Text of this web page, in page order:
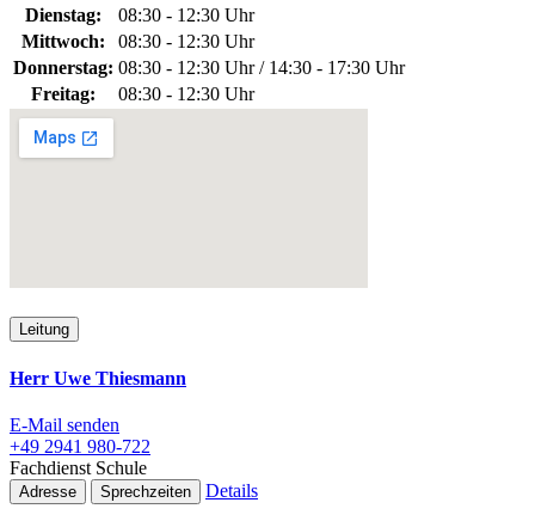
Dienstag:
08:30 - 12:30 Uhr
Mittwoch:
08:30 - 12:30 Uhr
Donnerstag: 08:30 - 12:30 Uhr / 14:30 - 17:30 Uhr
Freitag:
08:30 - 12:30 Uhr
Leitung
Herr Uwe Thiesmann
E-Mail senden
+49 2941 980-722
Fachdienst Schule
Adresse Sprechzeiten Details